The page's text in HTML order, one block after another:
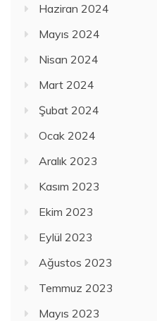
Haziran 2024
Mayıs 2024
Nisan 2024
Mart 2024
Şubat 2024
Ocak 2024
Aralık 2023
Kasım 2023
Ekim 2023
Eylül 2023
Ağustos 2023
Temmuz 2023
Mayıs 2023